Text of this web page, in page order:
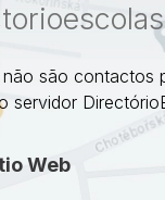
são contactos
servidor
Web